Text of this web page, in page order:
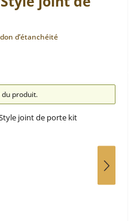
d’étanchéité
produit.